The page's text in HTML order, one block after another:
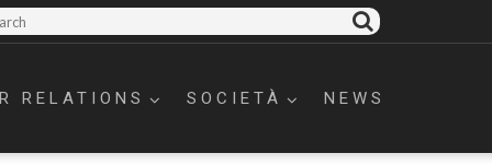
RELATIONS SOCIETÀ NEWS